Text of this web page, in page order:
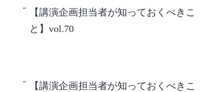
【講演企画担当者が知っておくべきこ
と】vol.70
【講演企画担当者が知っておくべきこ